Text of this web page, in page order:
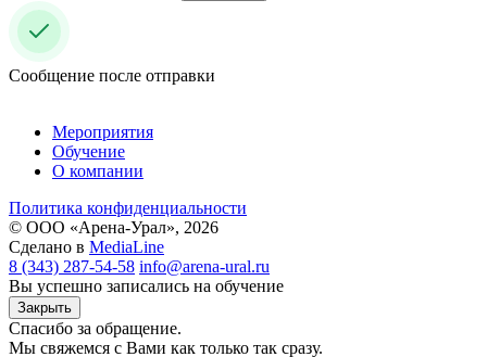
Сообщение после отправки
Мероприятия
Обучение
О компании
Политика конфиденциальности
© ООО «Арена-Урал», 2026
Сделано в MediaLine
8 (343) 287-54-58 info@arena-ural.ru
Вы успешно записались на обучение
Закрыть
Спасибо за обращение.
Мы свяжемся с Вами как только так сразу.